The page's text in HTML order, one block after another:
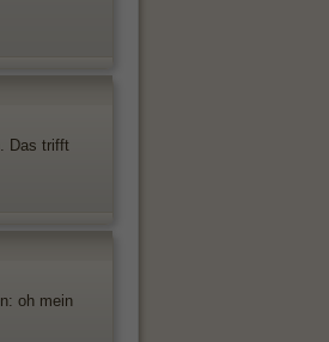
Das trifft
oh mein